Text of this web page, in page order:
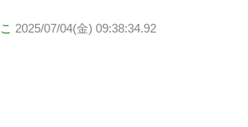
2025/07/04(金) 09:38:34.92